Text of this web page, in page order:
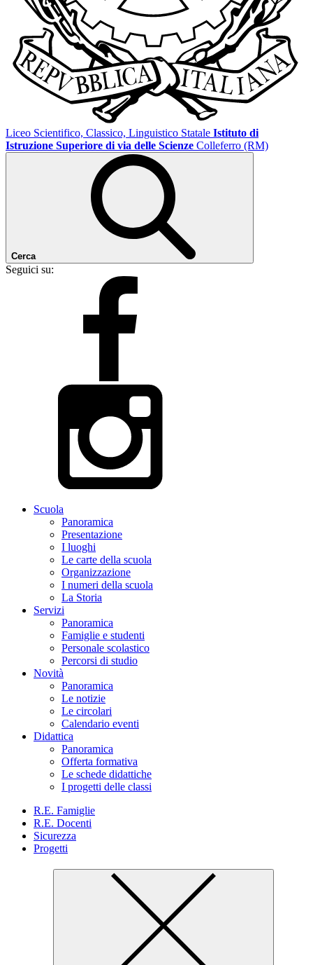
Liceo Scientifico, Classico, Linguistico Statale Istituto di
Istruzione Superiore di via delle Scienze Colleferro (RM)
Cerca
Seguici su:
Scuola
Panoramica
Presentazione
I luoghi
Le carte della scuola
Organizzazione
I numeri della scuola
La Storia
Servizi
Panoramica
Famiglie e studenti
Personale scolastico
Percorsi di studio
Novità
Panoramica
Le notizie
Le circolari
Calendario eventi
Didattica
Panoramica
Offerta formativa
Le schede didattiche
I progetti delle classi
R.E. Famiglie
R.E. Docenti
Sicurezza
Progetti